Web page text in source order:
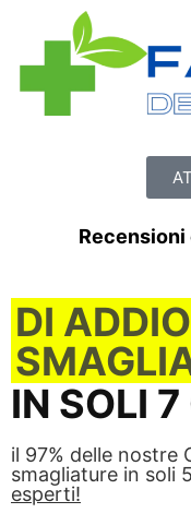
DI
IN SOLI
il 97% delle nostre
smagliature in soli
esperti!